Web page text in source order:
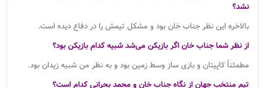
نشد؟
بالاخره این نظر جناب خان بود و مشکل تیمش را در دفاع دیده است.
از نظر شما جناب خان اگر بازیکن می‌شد شبیه کدام بازیکن بود؟
مطمئناً کاپیتان و بازی ساز وسط زمین بود و به نظر من شبیه زیدان بود.
تیم منتخب جهان از نگاه جناب خان و محمد بحرانی کدام است؟